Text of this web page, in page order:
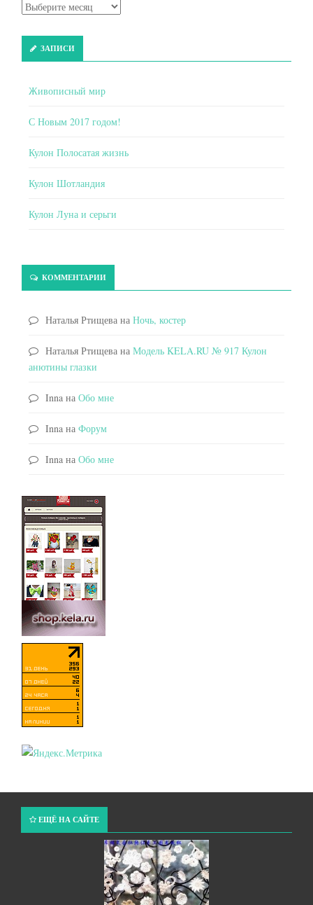
ЗАПИСИ
Живописный мир
С Новым 2017 годом!
Кулон Полосатая жизнь
Кулон Шотландия
Кулон Луна и серьги
КОММЕНТАРИИ
Наталья Ртищева на Ночь, костер
Наталья Ртищева на Модель KELA.RU № 917 Кулон
анютины глазки
Inna на Обо мне
Inna на Форум
Inna на Обо мне
ЕЩЁ НА САЙТЕ